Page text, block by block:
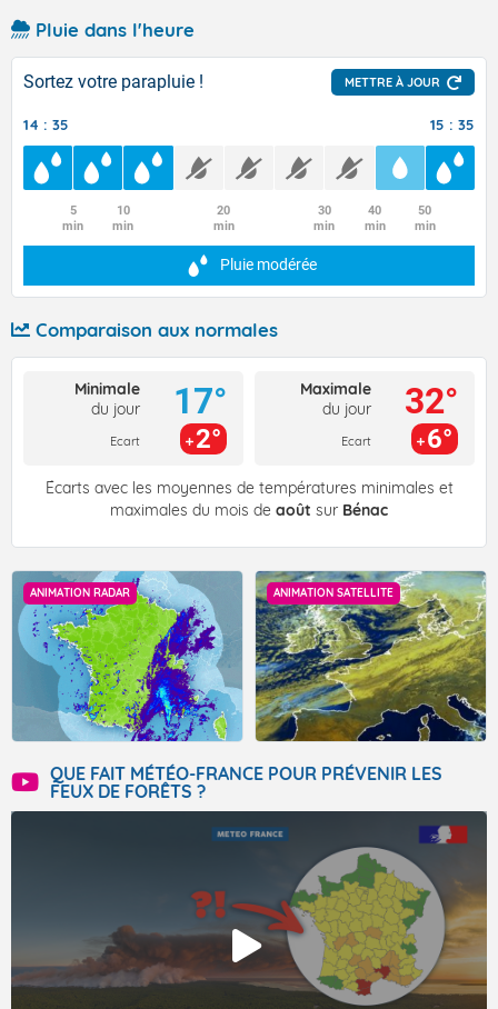
Pluie dans l'heure
Sortez votre parapluie ! METTRE À JOUR
14 : 35 15 : 35
5
min
10
min
20
min
30
min
40
min
50
min
Pluie modérée
Comparaison aux normales
Minimale
du jour
Ecart
17°
2°
Maximale
du jour
Ecart
32°
6°
Écarts avec les moyennes de températures minimales et
maximales du mois de août sur Bénac
ANIMATION RADAR ANIMATION SATELLITE
QUE FAIT MÉTÉO-FRANCE POUR PRÉVENIR LES
FEUX DE FORÊTS ?